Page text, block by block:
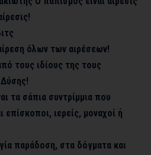
όλων των αιρέσεων!
τους ιδίους της τους
τα σάπια συντρίμμια που
επίσκοποι, ιερείς, μοναχοί ή
παράδοση, στα δόγματα και